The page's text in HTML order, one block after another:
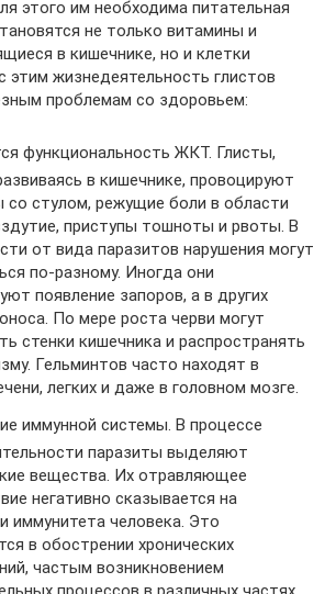
этого им необходима питательная
не только витамины и
в кишечнике, но и клетки
этим жизнедеятельность глистов
проблемам со здоровьем:
функциональность ЖКТ. Глисты,
в кишечнике, провоцируют
со стулом, режущие боли в области
приступы тошноты и рвоты. В
от вида паразитов нарушения могут
по-разному. Иногда они
появление запоров, а в других
По мере роста черви могут
стенки кишечника и распространять
Гельминтов часто находят в
легких и даже в головном мозге.
иммунной системы. В процессе
паразиты выделяют
вещества. Их отравляющее
негативно сказывается на
иммунитета человека. Это
в обострении хронических
частым возникновением